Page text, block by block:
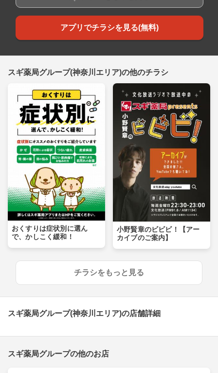
アプリでチラシを見る(無料)
スギ薬局グループ(神奈川エリア)の他のチラシ
おくすりは症状別に選ん
で、かしこく緩和！
小野賢章のビビビ！【アー
カイブのご案内】
チラシをもっと見る
スギ薬局グループ(神奈川エリア)の店舗詳細
スギ薬局グループの他のお店